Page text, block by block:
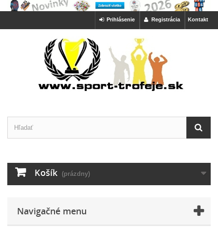
Kontakt
Registrácia
Prihlásenie
Košík (prázdny)
Navigačné menu